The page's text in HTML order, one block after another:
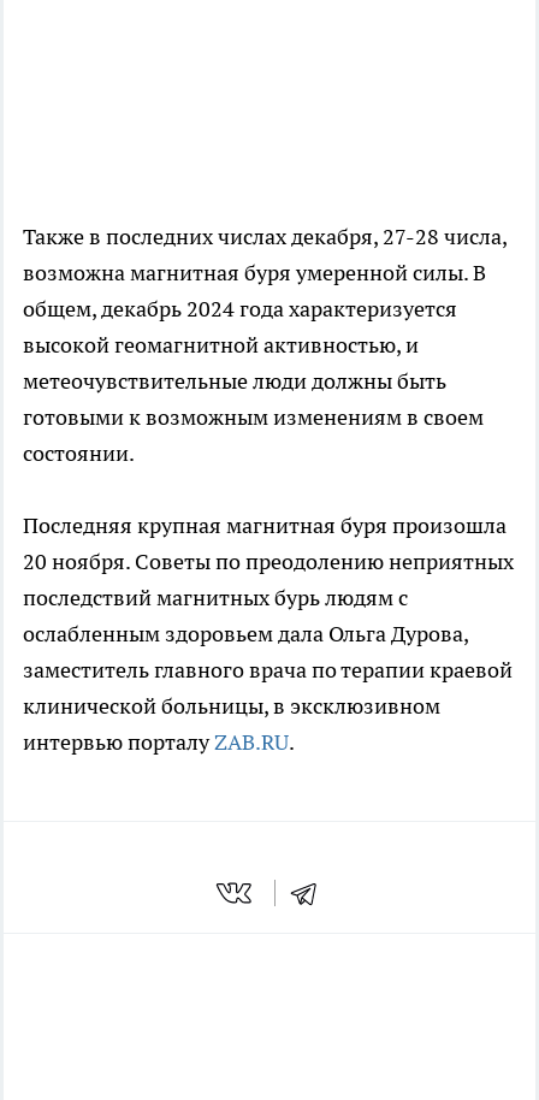
Также в последних числах декабря, 27-28 числа,
возможна магнитная буря умеренной силы. В
общем, декабрь 2024 года характеризуется
высокой геомагнитной активностью, и
метеочувствительные люди должны быть
готовыми к возможным изменениям в своем
состоянии.
Последняя крупная магнитная буря произошла
20 ноября. Советы по преодолению неприятных
последствий магнитных бурь людям с
ослабленным здоровьем дала Ольга Дурова,
заместитель главного врача по терапии краевой
клинической больницы, в эксклюзивном
интервью порталуZAB.RU.